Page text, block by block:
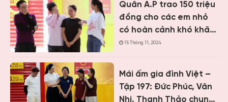
chăm mẹ bệnh tâm
thần
Quân A.P trao 150 triệu
đồng cho các em nhỏ
có hoàn cảnh khó khăn
khi ghi hình “Mái ấm gia
15 Tháng 11, 2024
Mái ấm gia đình Việt –
Tập 197: Đức Phúc, Vân
Nhi, Thanh Thảo chung